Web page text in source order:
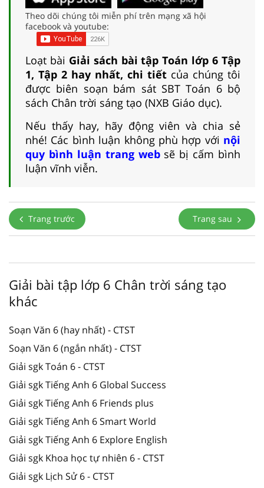
Theo dõi chúng tôi miễn phí trên mạng xã hội
facebook và youtube:
Loạt bài Giải sách bài tập Toán lớp 6 Tập
1, Tập 2 hay nhất, chi tiết của chúng tôi
được biên soạn bám sát SBT Toán 6 bộ
sách Chân trời sáng tạo (NXB Giáo dục).
Nếu thấy hay, hãy động viên và chia sẻ
nhé! Các bình luận không phù hợp với nội
quy bình luận trang websẽ bị cấm bình
luận vĩnh viễn.
Trang trước Trang sau
Giải bài tập lớp 6 Chân trời sáng tạo
khác
Soạn Văn 6 (hay nhất) - CTST
Soạn Văn 6 (ngắn nhất) - CTST
Giải sgk Toán 6 - CTST
Giải sgk Tiếng Anh 6 Global Success
Giải sgk Tiếng Anh 6 Friends plus
Giải sgk Tiếng Anh 6 Smart World
Giải sgk Tiếng Anh 6 Explore English
Giải sgk Khoa học tự nhiên 6 - CTST
Giải sgk Lịch Sử 6 - CTST